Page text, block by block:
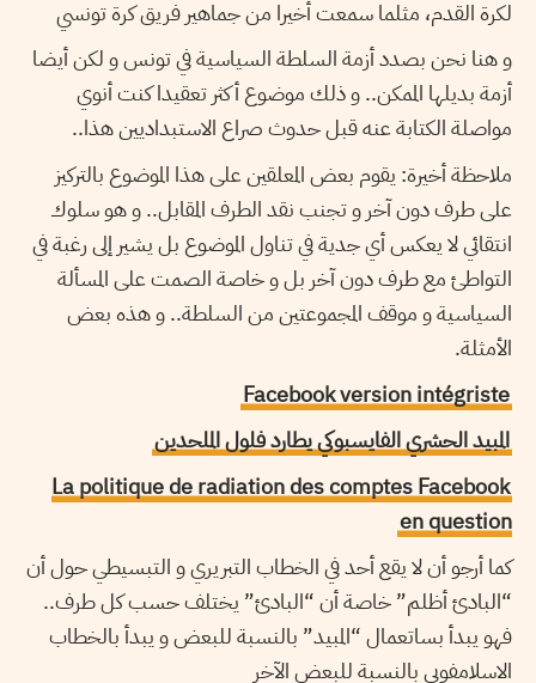
لكرة القدم، مثلما سمعت أخيرا من جماهير فريق كرة تونسي
و هنا نحن بصدد أزمة السلطة السياسية في تونس و لكن أيضا
أزمة بديلها الممكن.. و ذلك موضوع أكثر تعقيدا كنت أنوي
مواصلة الكتابة عنه قبل حدوث صراع الاستبداديين هذا..
ملاحظة أخيرة: يقوم بعض المعلقين على هذا الموضوع بالتركيز
على طرف دون آخر و تجنب نقد الطرف المقابل.. و هو سلوك
انتقائي لا يعكس أي جدية في تناول الموضوع بل يشير إلى رغبة في
التواطئ مع طرف دون آخر بل و خاصة الصمت على المسألة
السياسية و موقف المجموعتين من السلطة.. و هذه بعض
الأمثلة.
Facebook version intégriste
المبيد الحشري الفايسبوكي يطارد فلول الملحدين
La politique de radiation des comptes Facebook
en question
كما أرجو أن لا يقع أحد في الخطاب التبريري و التبسيطي حول أن
“البادئ أظلم” خاصة أن “البادئ” يختلف حسب كل طرف..
فهو يبدأ بساتعمال “المبيد” بالنسبة للبعض و يبدأ بالخطاب
الاسلامفوبي بالنسبة للبعض الآخر